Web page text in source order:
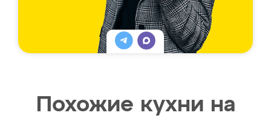
Похожие кухни на